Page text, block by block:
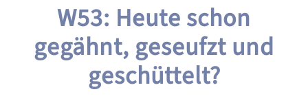
W53: Heute schon
gegähnt, geseufzt und
geschüttelt?